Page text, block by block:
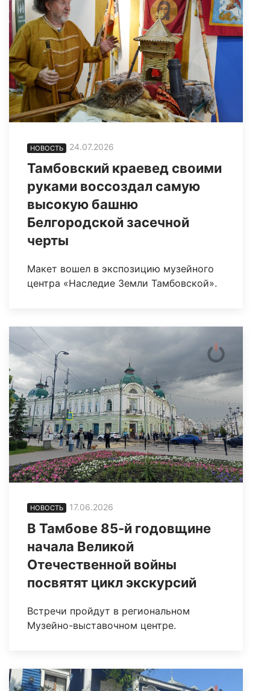
НОВОСТЬ 24.07.2026
Тамбовский краевед своими
руками воссоздал самую
высокую башню
Белгородской засечной
черты
Макет вошел в экспозицию музейного
центра «Наследие Земли Тамбовской».
НОВОСТЬ 17.06.2026
В Тамбове 85-й годовщине
начала Великой
Отечественной войны
посвятят цикл экскурсий
Встречи пройдут в региональном
Музейно-выставочном центре.